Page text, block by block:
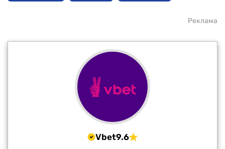
Реклама
Vbet9.6